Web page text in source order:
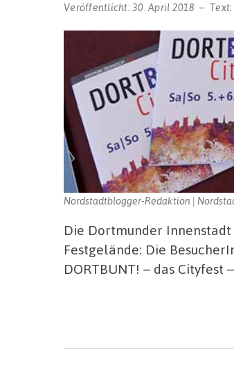
Veröffentlicht:30. April 2018 Text:
Nordstadtblogger-Redaktion |
Die Dortmunder
Festgelände: Die
DORTBUNT! – das